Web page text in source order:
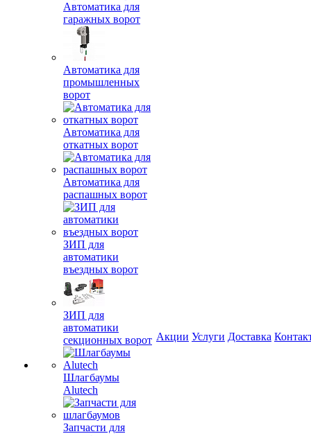
Автоматика для
гаражных ворот
Автоматика для
промышленных
ворот
Автоматика для
откатных ворот
Автоматика для
распашных ворот
ЗИП для
автоматики
въездных ворот
ЗИП для
автоматики
секционных ворот
Шлагбаумы
Alutech
Запчасти для
Акции Услуги Доставка